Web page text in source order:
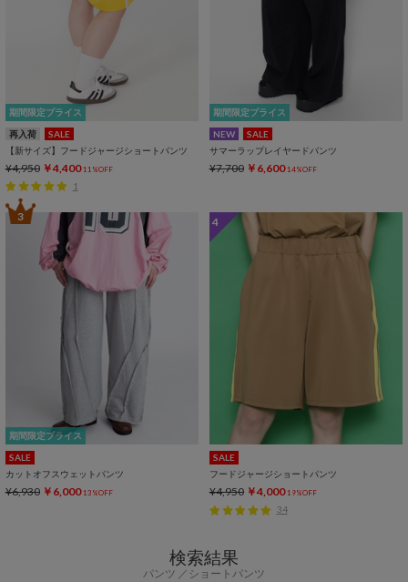
期間限定プライス
再入荷
SALE
【新サイズ】フードジャージショートパンツ
¥4,950 ￥4,400 11%OFF
1
期間限定プライス
NEW
SALE
サマーラップレイヤードパンツ
¥7,700 ￥6,600 14%OFF
期間限定プライス
3
SALE
カットオフスウェットパンツ
¥6,930 ￥6,000 13%OFF
4
SALE
フードジャージショートパンツ
¥4,950 ￥4,000 19%OFF
34
検索結果
パンツ ショートパンツ